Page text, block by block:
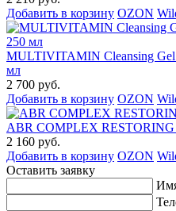
Добавить в корзину OZON
MULTIVITAMIN Cleansing
мл
2 700 руб.
Добавить в корзину OZON
ABR COMPLEX
2 160 руб.
Добавить в корзину OZON
Оставить заявку